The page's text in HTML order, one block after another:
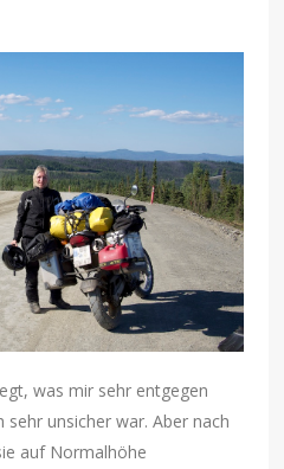
was mir sehr entgegen
unsicher war. Aber nach
auf Normalhöhe